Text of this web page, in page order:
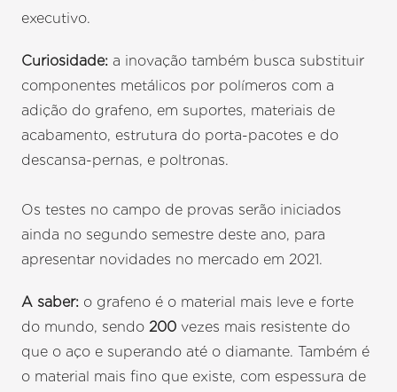
executivo.
Curiosidade: a inovação também busca substituir
componentes metálicos por polímeros com a
adição do grafeno, em suportes, materiais de
acabamento, estrutura do porta-pacotes e do
descansa-pernas, e poltronas.
Os testes no campo de provas serão iniciados
ainda no segundo semestre deste ano, para
apresentar novidades no mercado em 2021.
A saber: o grafeno é o material mais leve e forte
do mundo, sendo200 vezes mais resistente do
que o aço e superando até o diamante. Também é
o material mais fino que existe, com espessura de